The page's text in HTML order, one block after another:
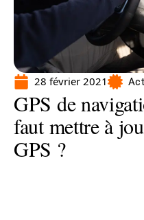
28 février 2021
GPS de
faut mettre à
GPS ?